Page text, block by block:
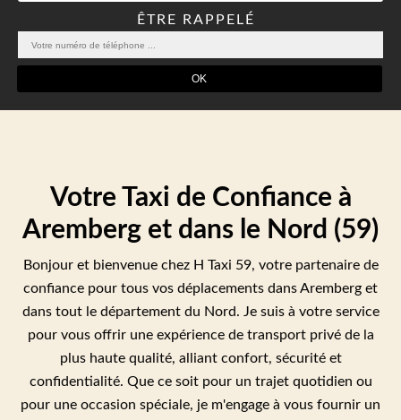
ÊTRE RAPPELÉ
Votre Taxi de Confiance à
Aremberg et dans le Nord (59)
Bonjour et bienvenue chez H Taxi 59, votre partenaire de
confiance pour tous vos déplacements dans Aremberg et
dans tout le département du Nord. Je suis à votre service
pour vous offrir une expérience de transport privé de la
plus haute qualité, alliant confort, sécurité et
confidentialité. Que ce soit pour un trajet quotidien ou
pour une occasion spéciale, je m'engage à vous fournir un